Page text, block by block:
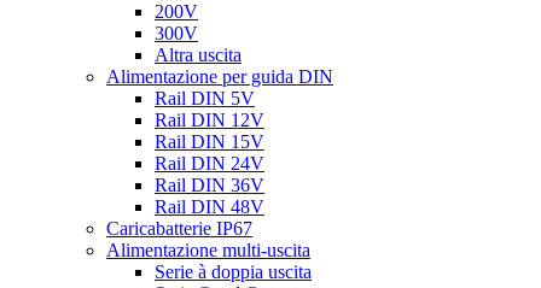
200V
300V
Altra uscita
Alimentazione per guida DIN
Rail DIN 5V
Rail DIN 12V
Rail DIN 15V
Rail DIN 24V
Rail DIN 36V
Rail DIN 48V
Caricabatterie IP67
Alimentazione multi-uscita
Serie à doppia uscita